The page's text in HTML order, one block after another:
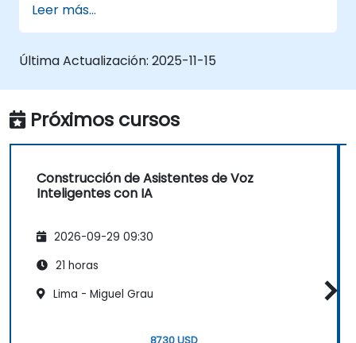
Leer más...
Última Actualización: 2025-11-15
Próximos cursos
Construcción de Asistentes de Voz
Inteligentes con IA
2026-09-29 09:30
21 horas
Lima - Miguel Grau